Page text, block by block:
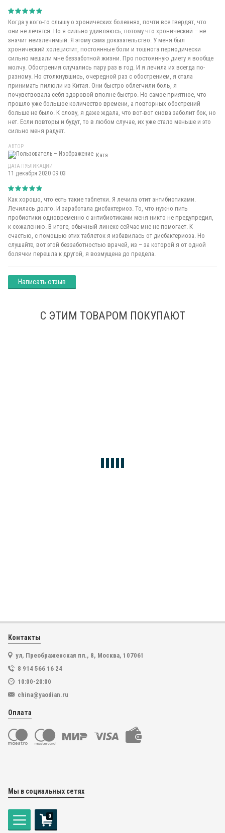
Когда у кого-то слышу о хронических болезнях, почти все твердят, что
они не лечятся. Но я сильно удивляюсь, потому что хронический – не
значит неизлечимый. Я этому сама доказательство. У меня был
хронический холецистит, постоянные боли и тошнота периодически
сильно мешали мне беззаботной жизни. Про постоянную диету я вообще
молчу. Обострения случались пару раз в год. И я лечила их всегда по-
разному. Но столкнувшись, очередной раз с обострением, я стала
принимать пилюли из Китая. Они быстро облегчили боль, я
почувствовала себя здоровой вполне быстро. Но самое приятное, что
прошло уже большое количество времени, а повторных обострений
больше не было. К слову, я даже ждала, что вот-вот снова заболит бок, но
нет. Если повторы и будут, то в любом случае, их уже стало меньше и это
сильно меня радует.
АВТОР
Катя
ДАТА ПУБЛИКАЦИИ
11 декабря 2020 09:03
Как хорошо, что есть такие таблетки. Я лечила отит антибиотиками.
Лечилась долго. И заработала дисбактериоз. То, что нужно пить
пробиотики одновременно с антибиотиками меня никто не предупредил,
к сожалению. В итоге, обычный линекс сейчас мне не помогает. К
счастью, с помощью этих таблеток я избавилась от дисбактериоза. Но
слушайте, вот этой беззаботностью врачей, из – за которой я от одной
болячки перешла к другой, я возмущена до предела.
Написать отзыв
С ЭТИМ ТОВАРОМ ПОКУПАЮТ
Контакты
ул, Преображенская пл., 8, Москва, 107061
8 914 566 16 24
10:00-20:00
china@yaodian.ru
Оплата
Мы в социальных сетях
0